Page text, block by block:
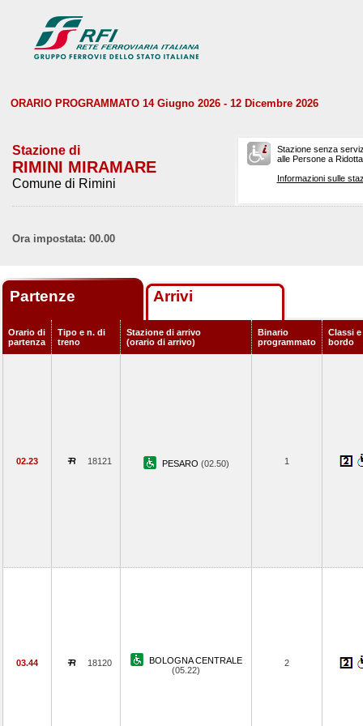
ORARIO PROGRAMMATO 14 Giugno 2026 - 12 Dicembre 2026
Stazione di
RIMINI MIRAMARE
Comune di Rimini
Stazione senza
alle Persone a
Informazioni sulle
Ora impostata: 00.00
Partenze Arrivi
Orario di
partenza
Tipo e n. di
treno
Stazione di arrivo
(orario di arrivo)
Binario
programmato
Classi
bordo
02.23 18121 PESARO (02.50) 1
03.44 18120
BOLOGNA CENTRALE
(05.22)
2